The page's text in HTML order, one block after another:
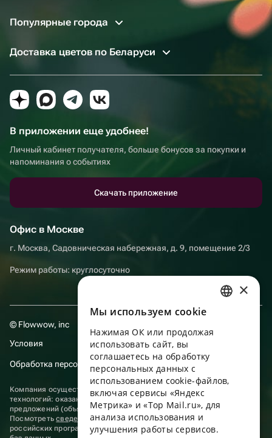
Популярные города
Доставка цветов по Беларуси
В приложении еще удобнее!
Личный кабинет получателя, больше бонусов за покупки и
напоминания о событиях
Скачать приложение
Офис в Москве
г. Москва, Садовническая набережная, д. 9, помещение 2/3
Режим работы: круглосуточно
© Flowwow, inc
Условия
Обработка персональных данных
Компания осуществляет деятельность в области информационных
технологий: оказание услуг в сети “Интернет” по размещению
предложений (объявлений) продавцов о реализации товаров.
Посмотретьсведения о программах, включенных в реестр
российских программ для электронных вычислительных машин и
ENGLISH
UKRAINIAN
PORTUGUESE
×
Мы используем сookie
Нажимая ОК или продолжая
использовать сайт, вы
соглашаетесь на обработку
персональных данных с
использованием cookie-файлов,
включая сервисы «Яндекс
Метрика» и «Top Mail.ru», для
анализа использования и
улучшения работы сервисов.